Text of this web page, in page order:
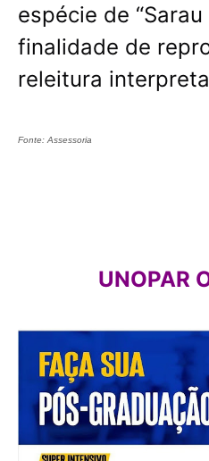
espécie de
finalidade de
releitura
Fonte: Assessoria
UNOPAR